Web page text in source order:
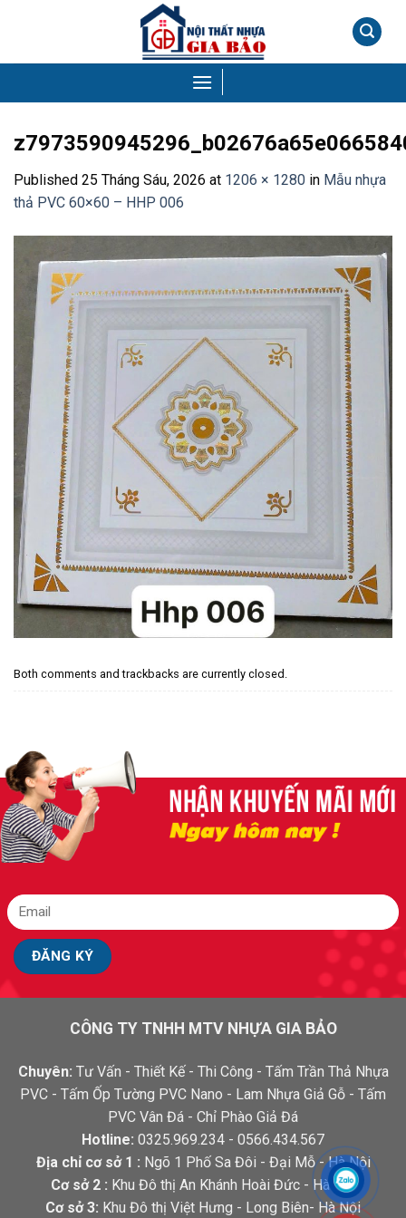
Published 25 Tháng Sáu, 2026 at 1206 × 1280 in Mẫu nhựa
thả PVC 60×60 – HHP 006
Both comments and trackbacks are currently closed.
CÔNG TY TNHH MTV NHỰA GIA BẢO
Chuyên: Tư Vấn - Thiết Kế - Thi Công - Tấm Trần Thả Nhựa
PVC - Tấm Ốp Tường PVC Nano - Lam Nhựa Giả Gỗ - Tấm
PVC Vân Đá - Chỉ Phào Giả Đá
Hotline: 0325.969.234 - 0566.434.567
Địa chỉ cơ sở 1 : Ngõ 1 Phố Sa Đôi - Đại Mỗ - Hà Nội
Cơ sở 2 : Khu Đô thị An Khánh Hoài Đức - Hà Nội
Cơ sở 3: Khu Đô thị Việt Hưng - Long Biên- Hà Nội